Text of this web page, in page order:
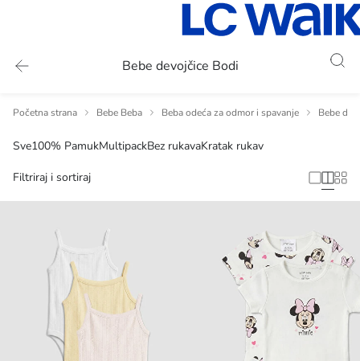
Bebe devojčice Bodi
Početna strana Bebe Beba Beba odeća za odmor i spavanje Bebe
Sve100% PamukMultipackBez rukavaKratak rukav
Filtriraj i sortiraj